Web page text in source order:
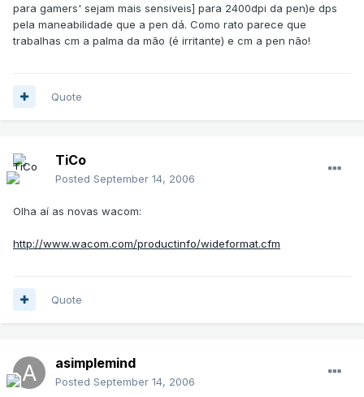
para gamers' sejam mais sensiveis] para 2400dpi da pen)e dps
pela maneabilidade que a pen dá. Como rato parece que
trabalhas cm a palma da mão (é irritante) e cm a pen não!
Quote
TiCo
Posted September 14, 2006
Olha aí as novas wacom:
http://www.wacom.com/productinfo/wideformat.cfm
Quote
asimplemind
Posted September 14, 2006